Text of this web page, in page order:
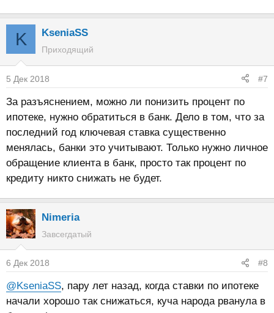
K KseniaSS
Приходящий
5 Дек 2018 #7
За разъяснением, можно ли понизить процент по
ипотеке, нужно обратиться в банк. Дело в том, что за
последний год ключевая ставка существенно
менялась, банки это учитывают. Только нужно личное
обращение клиента в банк, просто так процент по
кредиту никто снижать не будет.
Nimeria
Завсегдатый
6 Дек 2018 #8
@KseniaSS, пару лет назад, когда ставки по ипотеке
начали хорошо так снижаться, куча народа рванула в